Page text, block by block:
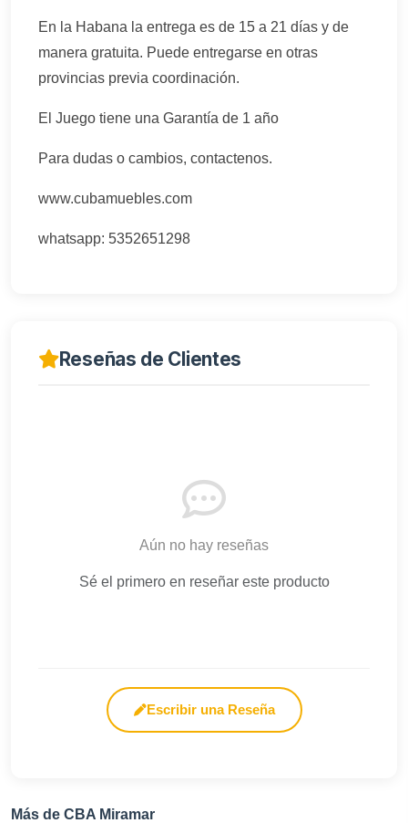
En la Habana la entrega es de 15 a 21 días y de
manera gratuita. Puede entregarse en otras
provincias previa coordinación.
El Juego tiene una Garantía de 1 año
Para dudas o cambios, contactenos.
www.cubamuebles.com
whatsapp: 5352651298
Reseñas de Clientes
Aún no hay reseñas
Sé el primero en reseñar este producto
Escribir una Reseña
Más de CBA Miramar